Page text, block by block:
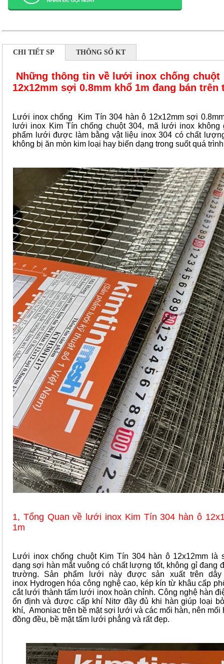
CHI TIẾT SP THÔNG SỐ KT
Những thông tin về lưới inox chống chuột
12x12mm sợi 0.8mm khổ 1m đang bán
Lưới inox chống Kim Tín 304 hàn ô 12x12mm sợi
lưới inox Kim Tín chống chuột 304, mã lưới inox không
phẩm lưới được làm bằng vật liệu inox 304 có chất
không bị ăn mòn kim loại hay biến dạng trong suốt quá
1, Tổng Quan về lưới inox Kim Tín 304 hàn ô
1m
Lưới inox chống chuột Kim Tín 304 hàn ô 12x12mm là
dạng sợi hàn mắt vuông có chất lượng tốt, không gỉ đang
trường. Sản phẩm lưới này được sản xuất trên
inox Hydrogen hóa công nghệ cao, kép kín từ khâu cấp
cắt lưới thành tấm lưới inox hoàn chỉnh. Công nghệ hàn
ổn định và được cấp khí Nitơ đầy đủ khi hàn giúp loại
khí, Amoniac trên bề mặt sợi lưới và các mối hàn, nên mối
đồng đều, bề mặt tấm lưới phẳng và rất đẹp.